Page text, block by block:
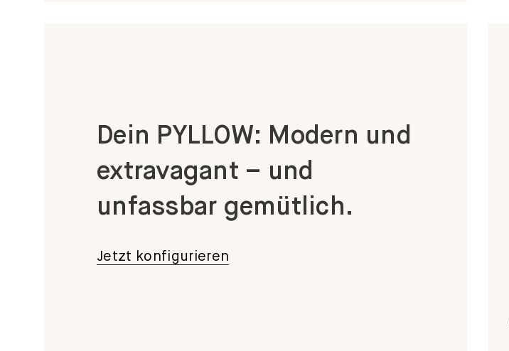
Dein PYLLOW: Modern und
extravagant – und
unfassbar gemütlich.
Jetzt konfigurieren